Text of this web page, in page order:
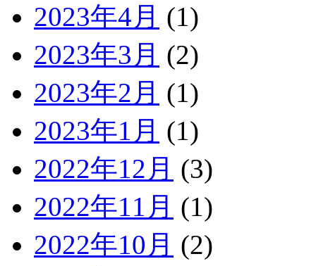
2023年4月 (1)
2023年3月 (2)
2023年2月 (1)
2023年1月 (1)
2022年12月 (3)
2022年11月 (1)
2022年10月 (2)